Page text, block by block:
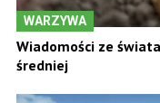
WARZYWA
Wiadomości ze
średniej